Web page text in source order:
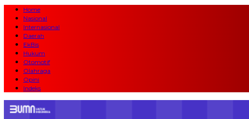
Home
Nasional
Internasional
Daerah
EkBis
Hukum
Otomotif
Olahraga
Opini
Indeks